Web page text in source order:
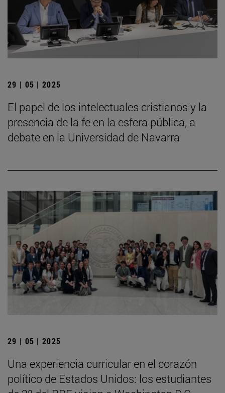
29 | 05 | 2025
El papel de los intelectuales cristianos y la
presencia de la fe en la esfera pública, a
debate en la Universidad de Navarra
29 | 05 | 2025
Una experiencia curricular en el corazón
político de Estados Unidos: los estudiantes